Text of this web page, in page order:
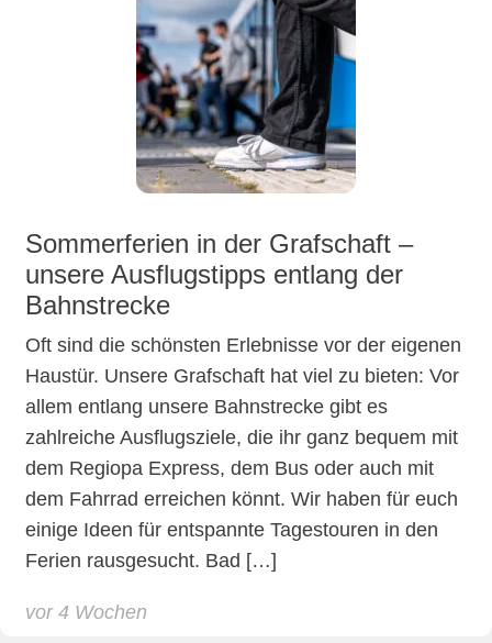
Sommerferien in der Grafschaft –
unsere Ausflugstipps entlang der
Bahnstrecke
Oft sind die schönsten Erlebnisse vor der eigenen
Haustür. Unsere Grafschaft hat viel zu bieten: Vor
allem entlang unsere Bahnstrecke gibt es
zahlreiche Ausflugsziele, die ihr ganz bequem mit
dem Regiopa Express, dem Bus oder auch mit
dem Fahrrad erreichen könnt. Wir haben für euch
einige Ideen für entspannte Tagestouren in den
Ferien rausgesucht. Bad […]
vor 4 Wochen